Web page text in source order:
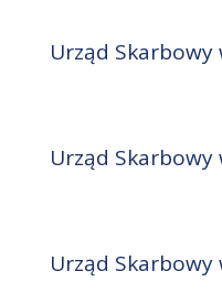
Urząd Skarbowy
Urząd
Urząd Skarbowy